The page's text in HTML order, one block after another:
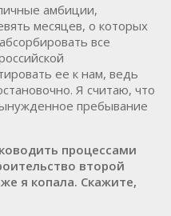
амбиции,
месяцев, о которых
все
ее к нам, ведь
Я считаю, что
пребывание
процессами
второй
я копала. Скажите,